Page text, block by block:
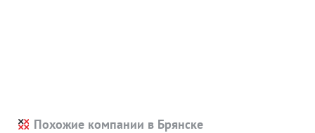
Похожие компании в Брянске